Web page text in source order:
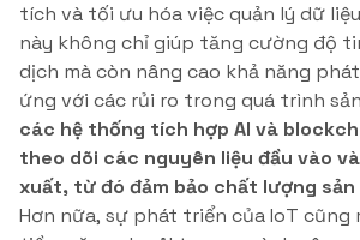
tích và tối ưu hóa việc quản lý dữ
này không chỉ giúp tăng cường độ
dịch mà còn nâng cao khả năng
ứng với các rủi ro trong quá trình
các hệ thống tích hợp AI và
theo dõi các nguyên liệu đầu vào
xuất, từ đó đảm bảo chất lượng
Hơn nữa, sự phát triển của IoT cũng